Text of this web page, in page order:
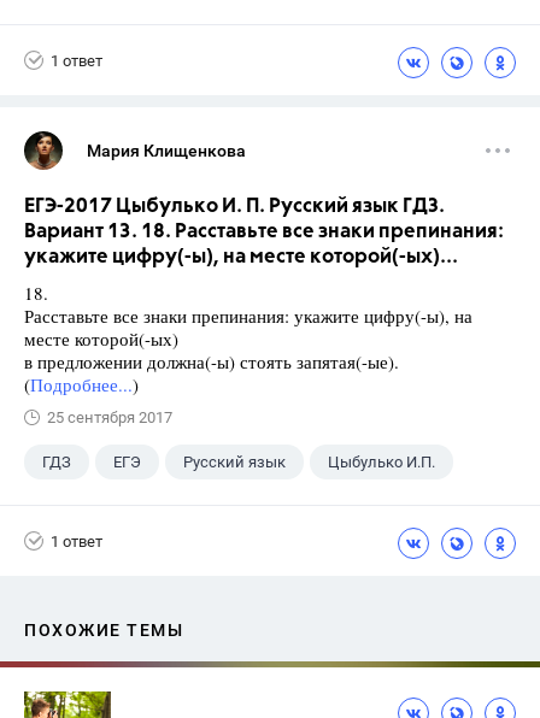
1 ответ
Мария Клищенкова
ЕГЭ-2017 Цыбулько И. П. Русский язык ГДЗ.
Вариант 13. 18. Расставьте все знаки препинания:
укажите цифру(-ы), на месте которой(-ых)...
18.
Расставьте все знаки препинания: укажите цифру(-ы), на
месте которой(-ых)
в предложении должна(-ы) стоять запятая(-ые).
(Подробнее...)
25 сентября 2017
ГДЗ ЕГЭ Русский язык Цыбулько И.П.
1 ответ
ПОХОЖИЕ ТЕМЫ